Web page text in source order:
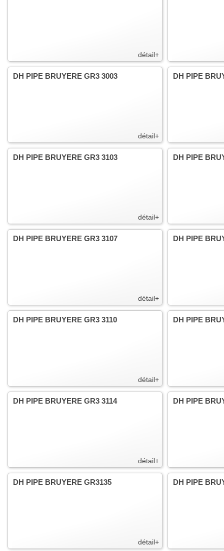
détail+
détail+
DH PIPE BRUYERE GR3 3003 DH PIPE
détail+
DH PIPE BRUYERE GR3 3103 DH PIPE
détail+
DH PIPE BRUYERE GR3 3107 DH PIPE
détail+
DH PIPE BRUYERE GR3 3110 DH PIPE
détail+
DH PIPE BRUYERE GR3 3114 DH PIPE
détail+
DH PIPE BRUYERE GR3135 DH PIPE